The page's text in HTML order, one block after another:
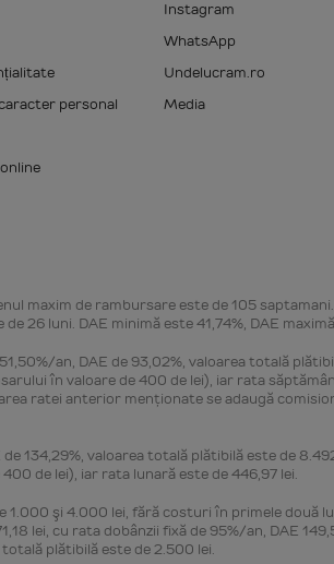
personal
Instagram
WhatsApp
Undelucram.ro
Media
maxim de rambursare este de 105
26 luni. DAE minimă este 41,74%, DAE
an, DAE de 93,02%, valoarea totală
în valoare de 400 de lei), iar rata
ratei anterior menţionate se adaugă
134,29%, valoarea totală plătibilă este de
de lei), iar rata lunară este de 446,97 lei.
şi 4.000 lei, fără costuri în primele două
lei, cu rata dobânzii fixă de 95%/an, DAE
plătibilă este de 2.500 lei.